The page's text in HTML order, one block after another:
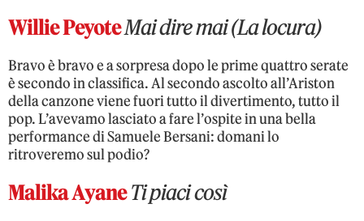
Willie PeyoteMai dire mai (La locura)
Bravo è bravo e a sorpresa dopo le prime quattro serate
è secondo in classifica. Al secondo ascolto all’Ariston
della canzone viene fuori tutto il divertimento, tutto il
pop. L’avevamo lasciato a fare l’ospite in una bella
performance di Samuele Bersani: domani lo
ritroveremo sul podio?
Malika AyaneTi piaci così